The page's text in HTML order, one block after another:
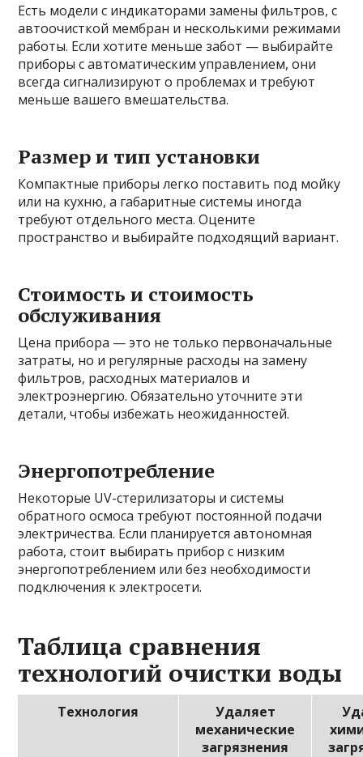
Есть модели с индикаторами замены фильтров, с
автоочисткой мембран и несколькими режимами
работы. Если хотите меньше забот — выбирайте
приборы с автоматическим управлением, они
всегда сигнализируют о проблемах и требуют
меньше вашего вмешательства.
Размер и тип установки
Компактные приборы легко поставить под мойку
или на кухню, а габаритные системы иногда
требуют отдельного места. Оцените
пространство и выбирайте подходящий вариант.
Стоимость и стоимость
обслуживания
Цена прибора — это не только первоначальные
затраты, но и регулярные расходы на замену
фильтров, расходных материалов и
электроэнергию. Обязательно уточните эти
детали, чтобы избежать неожиданностей.
Энергопотребление
Некоторые UV-стерилизаторы и системы
обратного осмоса требуют постоянной подачи
электричества. Если планируется автономная
работа, стоит выбирать прибор с низким
энергопотреблением или без необходимости
подключения к электросети.
Таблица сравнения
технологий очистки воды
Технология
Удаляет
механические
загрязнения